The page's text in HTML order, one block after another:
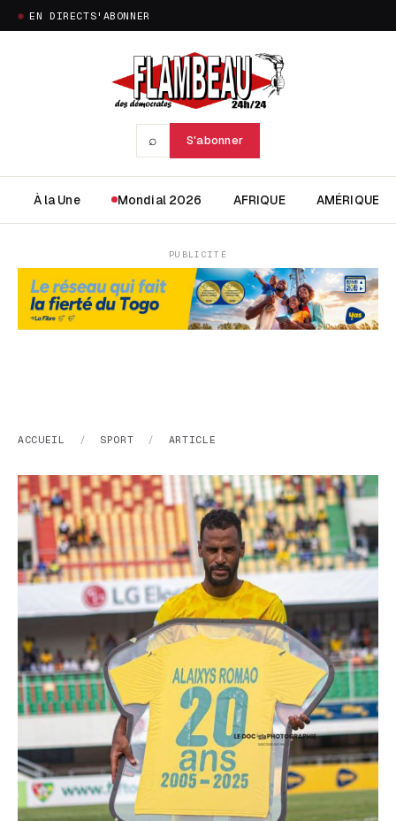
EN DIRECTS'ABONNER
⌕ S'abonner
À la Une Mondial 2026 AFRIQUE AMÉRIQUE
PUBLICITÉ
ACCUEIL / SPORT / ARTICLE